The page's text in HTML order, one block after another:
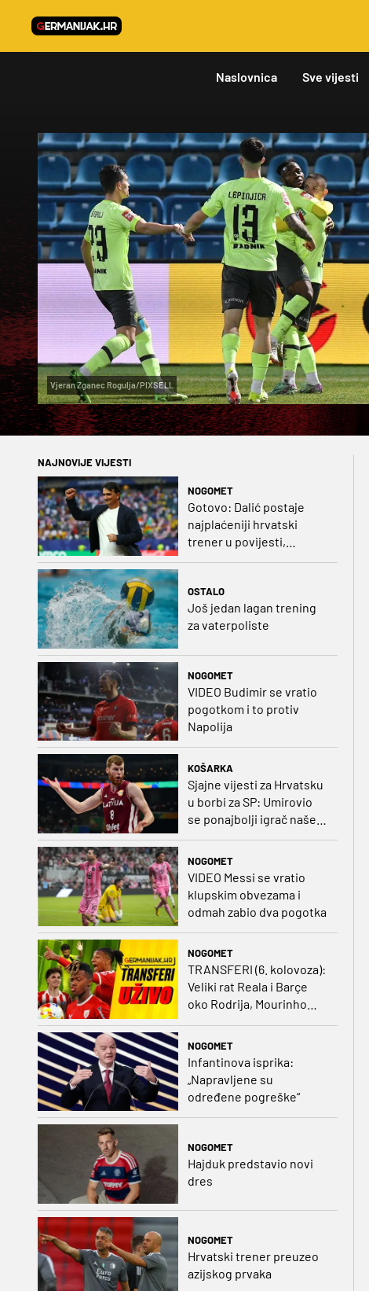
Naslovnica Sve vijesti
Vjeran Zganec Rogulja/PIXSELL
NAJNOVIJE VIJESTI
NOGOMET
Gotovo: Dalić postaje
najplaćeniji hrvatski
trener u povijesti,
OSTALO
Još jedan lagan trening
za vaterpoliste
NOGOMET
VIDEO Budimir se vratio
pogotkom i to protiv
Napolija
KOŠARKA
Sjajne vijesti za Hrvatsku
u borbi za SP: Umirovio
se ponajbolji igrač našeg
idućeg protivnika
NOGOMET
VIDEO Messi se vratio
klupskim obvezama i
odmah zabio dva pogotka
NOGOMET
TRANSFERI (6. kolovoza):
Veliki rat Reala i Barçe
oko Rodrija, Mourinho
NOGOMET
Infantinova isprika:
„Napravljene su
određene pogreške“
NOGOMET
Hajduk predstavio novi
dres
NOGOMET
Hrvatski trener preuzeo
azijskog prvaka